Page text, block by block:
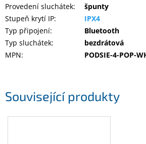
Související produkty
Provedení sluchátek:
špunty
Stupeň krytí IP:
IPX4
Typ připojení:
Bluetooth
Typ sluchátek:
bezdrátová
MPN: PODSIE-4-POP-